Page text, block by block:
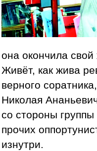
она окончила
Живёт, как жива
верного
Николая
со стороны
прочих
изнутри.